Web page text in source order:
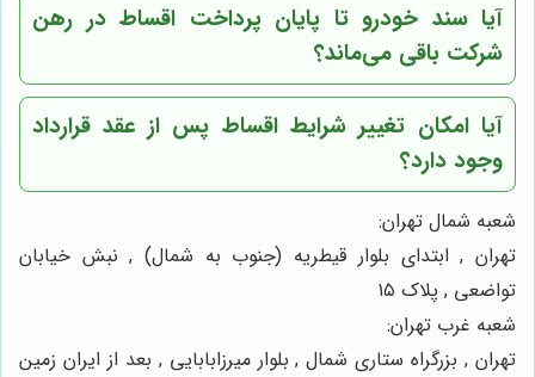
آیا سند خودرو تا پایان پرداخت اقساط در رهن
شرکت باقی می‌ماند؟
آیا امکان تغییر شرایط اقساط پس از عقد قرارداد
وجود دارد؟
شعبه شمال تهران:
تهران , ابتدای بلوار قیطریه (جنوب به شمال) , نبش خیابان
تواضعی , پلاک ۱۵
شعبه غرب تهران:
تهران , بزرگراه ستاری شمال , بلوار میرزابابایی , بعد از ایران زمین